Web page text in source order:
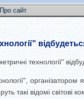
Про сайт
технології"
такі відомі